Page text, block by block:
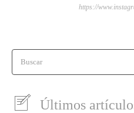
https://
Buscar
Últimos